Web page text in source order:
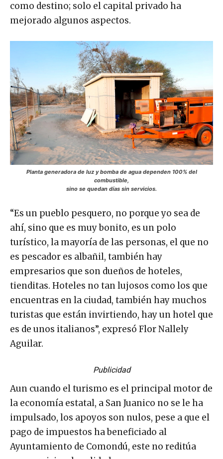
como destino; solo el capital privado ha
mejorado algunos aspectos.
Planta generadora de luz y bomba de agua dependen 100% del
combustible,
sino se quedan días sin servicios.
“Es un pueblo pesquero, no porque yo sea de
ahí, sino que es muy bonito, es un polo
turístico, la mayoría de las personas, el que no
es pescador es albañil, también hay
empresarios que son dueños de hoteles,
tienditas. Hoteles no tan lujosos como los que
encuentras en la ciudad, también hay muchos
turistas que están invirtiendo, hay un hotel que
es de unos italianos”, expresó Flor Nallely
Aguilar.
Publicidad
Aun cuando el turismo es el principal motor de
la economía estatal, a San Juanico no se le ha
impulsado, los apoyos son nulos, pese a que el
pago de impuestos ha beneficiado al
Ayuntamiento de Comondú, este no reditúa